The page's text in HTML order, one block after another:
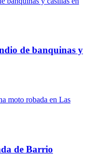
de banquinas y
de Barrio